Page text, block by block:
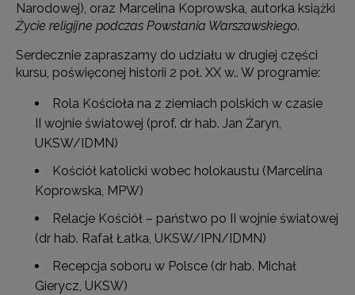
Narodowej), oraz Marcelina Koprowska, autorka książki
Życie religijne podczas Powstania Warszawskiego.
Serdecznie zapraszamy do udziału w drugiej części
kursu, poświęconej historii 2 poł. XX w.. W programie:
Rola Kościoła na z ziemiach polskich w czasie
II wojnie światowej (prof. dr hab. Jan Żaryn,
UKSW/IDMN)
Kościół katolicki wobec holokaustu (Marcelina
Koprowska, MPW)
Relacje Kościół – państwo po II wojnie światowej
(dr hab. Rafał Łatka, UKSW/IPN/IDMN)
Recepcja soboru w Polsce (dr hab. Michał
Gierycz, UKSW)